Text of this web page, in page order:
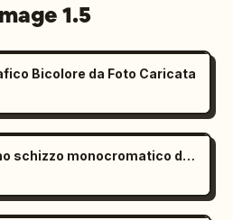
1.5
Bicolore da Foto Caricata
Trasformazione di uno schizzo monocromatico disegnato a mano